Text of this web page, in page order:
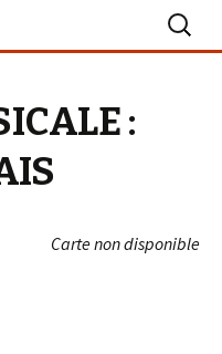
:
Carte non disponible